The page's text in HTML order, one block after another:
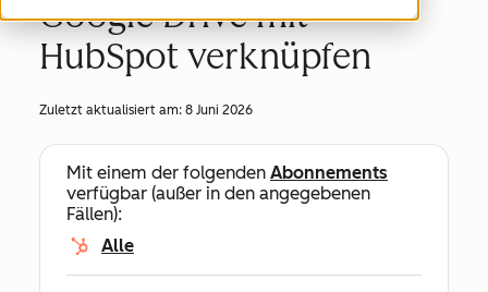
Google Drive mit
HubSpot verknüpfen
Zuletzt aktualisiert am: 8 Juni 2026
Mit einem der folgenden Abonnements
verfügbar (außer in den angegebenen
Fällen):
Alle